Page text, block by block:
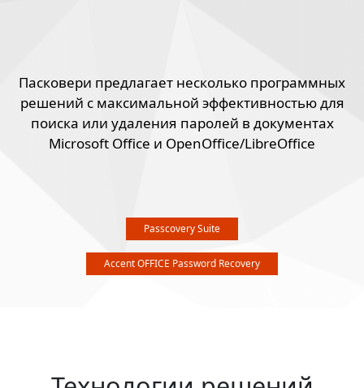
Пасковери предлагает несколько программных
решений с максимальной эффективностью для
поиска или удаления паролей в документах
Microsoft Office и OpenOffice/LibreOffice
Passcovery Suite
Accent OFFICE Password Recovery